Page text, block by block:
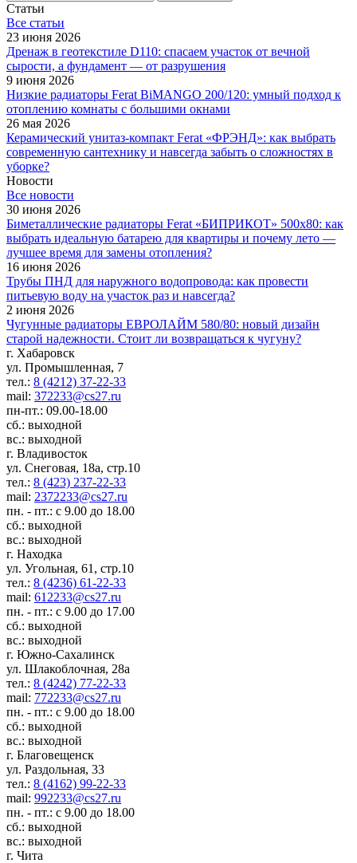
Статьи
Все cтатьи
23 июня 2026
Дренаж в геотекстиле D110: спасаем участок от вечной
сырости, а фундамент — от разрушения
9 июня 2026
Низкие радиаторы Ferat BiMANGO 200/120: умный подход к
отоплению комнаты с большими окнами
26 мая 2026
Керамический унитаз-компакт Ferat «ФРЭНД»: как выбрать
современную сантехнику и навсегда забыть о сложностях в
уборке?
Новости
Все новости
30 июня 2026
Биметаллические радиаторы Ferat «БИПРИКОТ» 500x80: как
выбрать идеальную батарею для квартиры и почему лето —
лучшее время для замены отопления?
16 июня 2026
Трубы ПНД для наружного водопровода: как провести
питьевую воду на участок раз и навсегда?
2 июня 2026
Чугунные радиаторы ЕВРОЛАЙМ 580/80: новый дизайн
старой надежности. Стоит ли возвращаться к чугуну?
г. Хабаровск
ул. Промышленная, 7
тел.: 8 (4212) 37-22-33
mail: 372233@cs27.ru
пн-пт.: 09.00-18.00
сб.: выходной
вс.: выходной
г. Владивосток
ул. Снеговая, 18а, стр.10
тел.: 8 (423) 237-22-33
mail: 2372233@cs27.ru
пн. - пт.: с 9.00 до 18.00
сб.: выходной
вс.: выходной
г. Находка
ул. Угольная, 61, стр.10
тел.: 8 (4236) 61-22-33
mail: 612233@cs27.ru
пн. - пт.: с 9.00 до 17.00
сб.: выходной
вс.: выходной
г. Южно-Сахалинск
ул. Шлакоблочная, 28а
тел.: 8 (4242) 77-22-33
mail: 772233@cs27.ru
пн. - пт.: с 9.00 до 18.00
сб.: выходной
вс.: выходной
г. Благовещенск
ул. Раздольная, 33
тел.: 8 (4162) 99-22-33
mail: 992233@cs27.ru
пн. - пт.: с 9.00 до 18.00
сб.: выходной
вс.: выходной
г. Чита